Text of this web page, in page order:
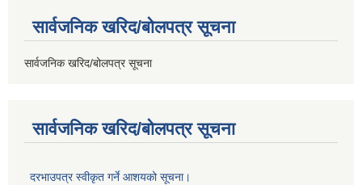
सार्वजनिक खरिद/बोलपत्र सूचना
सार्वजनिक खरिद/बोलपत्र सूचना
सार्वजनिक खरिद/बोलपत्र सूचना
दरभाउपत्र स्वीकृत गर्ने आशयको सूचना।